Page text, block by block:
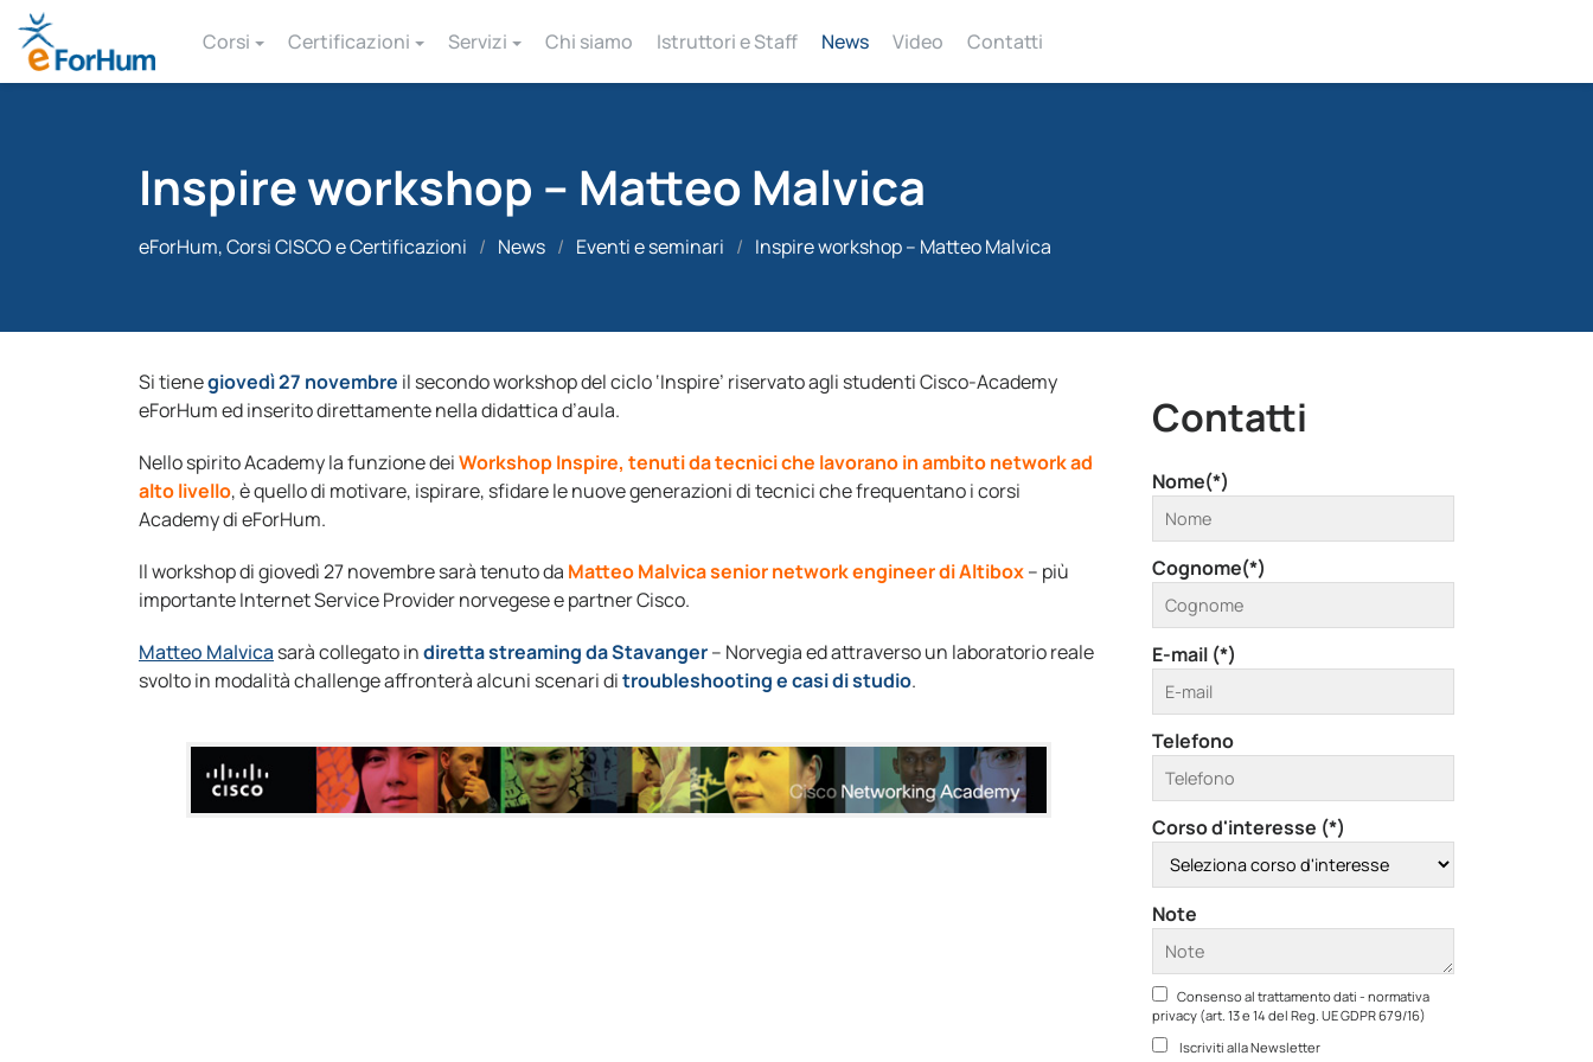
Corsi Certificazioni Servizi Chi siamo Istruttori e Staff News Video Contatti
Inspire workshop – Matteo Malvica
eForHum, Corsi CISCO e Certificazioni / News / Eventi e seminari / Inspire workshop – Matteo Malvica
Si tienegiovedì 27 novembre il secondo workshop del ciclo ‘Inspire’ riservato agli studenti Cisco-Academy
eForHum ed inserito direttamente nella didattica d’aula.
Nello spirito Academy la funzione deiWorkshop Inspire, tenuti da tecnici che lavorano in ambito network ad
alto livello, è quello di motivare, ispirare, sfidare le nuove generazioni di tecnici che frequentano i corsi
Academy di eForHum.
Il workshop di giovedì 27 novembre sarà tenuto da Matteo Malvica senior network engineer di Altibox– più
importante Internet Service Provider norvegese e partner Cisco.
Matteo Malvica sarà collegato indiretta streaming da Stavanger– Norvegia ed attraverso un laboratorio reale
svolto in modalità challenge affronterà alcuni scenari ditroubleshooting e casi di studio.
Contatti
Nome(*)
Cognome(*)
E-mail (*)
Telefono
Corso d'interesse (*)
Note
Consenso al trattamento dati - normativa
privacy (art. 13 e 14 del Reg. UE GDPR 679/16)
Iscriviti alla Newsletter